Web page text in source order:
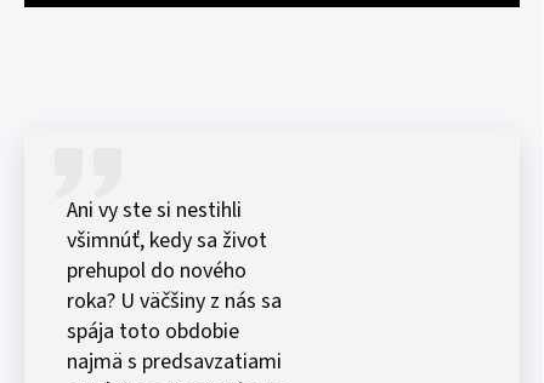
Ani vy ste si nestihli
všimnúť, kedy sa život
prehupol do nového
roka? U väčšiny z nás sa
spája toto obdobie
najmä s predsavzatiami